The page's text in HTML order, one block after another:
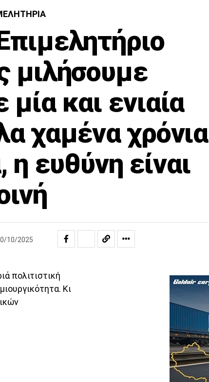
μιλήσουμε
και ενιαία
χαμένα χρόνια
η ευθύνη είναι
10/2025
πολιτιστική
Κι